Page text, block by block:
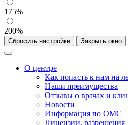
175%
200%
Сбросить настройки Закрыть окно
О центре
Как попасть к нам на
Наши преимущества
Отзывы о врачах и
Новости
Информация по ОМС
Лицензии, разрешения